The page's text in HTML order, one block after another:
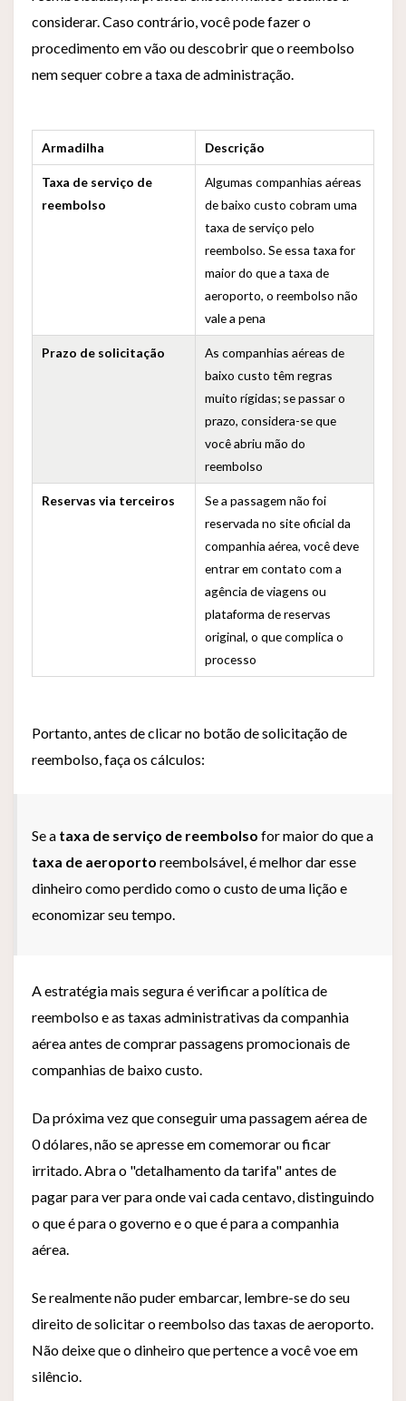
considerar. Caso contrário, você pode fazer o
procedimento em vão ou descobrir que o reembolso
nem sequer cobre a taxa de administração.
Armadilha Descrição
Taxa de serviço de
reembolso
Algumas companhias aéreas
de baixo custo cobram uma
taxa de serviço pelo
reembolso. Se essa taxa for
maior do que a taxa de
aeroporto, o reembolso não
vale a pena
Prazo de solicitação
As companhias aéreas de
baixo custo têm regras
muito rígidas; se passar o
prazo, considera-se que
você abriu mão do
reembolso
Reservas via terceiros
Se a passagem não foi
reservada no site oficial da
companhia aérea, você deve
entrar em contato com a
agência de viagens ou
plataforma de reservas
original, o que complica o
processo
Portanto, antes de clicar no botão de solicitação de
reembolso, faça os cálculos:
Se a taxa de serviço de reembolso for maior do que a
taxa de aeroporto reembolsável, é melhor dar esse
dinheiro como perdido como o custo de uma lição e
economizar seu tempo.
A estratégia mais segura é verificar a política de
reembolso e as taxas administrativas da companhia
aérea antes de comprar passagens promocionais de
companhias de baixo custo.
Da próxima vez que conseguir uma passagem aérea de
0 dólares, não se apresse em comemorar ou ficar
irritado. Abra o "detalhamento da tarifa" antes de
pagar para ver para onde vai cada centavo, distinguindo
o que é para o governo e o que é para a companhia
aérea.
Se realmente não puder embarcar, lembre-se do seu
direito de solicitar o reembolso das taxas de aeroporto.
Não deixe que o dinheiro que pertence a você voe em
silêncio.